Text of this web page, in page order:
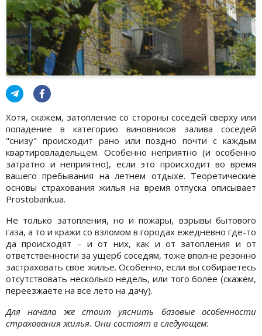
Хотя, скажем, затопление со стороны соседей сверху или
попадение в категорию виновников залива соседей
"снизу" происходит рано или поздно почти с каждым
квартировладельцем. Особенно неприятно (и особенно
затратно и неприятно), если это происходит во время
вашего пребывания на летнем отдыхе. Теоретические
основы страхования жилья на время отпуска описывает
Prostobank.ua.
Не только затопления, но и пожары, взрывы бытового
газа, а то и кражи со взломом в городах ежедневно где-то
да происходят – и от них, как и от затопления и от
ответственности за ущерб соседям, тоже вполне резонно
застраховать свое жилье. Особенно, если вы собираетесь
отсутствовать несколько недель, или того более (скажем,
переезжаете на все лето на дачу).
Для начала же стоит уяснить базовые особенности
страхования жилья. Они состоят в следующем: